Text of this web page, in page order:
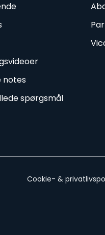
notes
spørgsmål
Cookie- &